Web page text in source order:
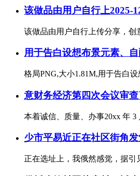
该做品由用户自行上2025-
该做品由用户自行上传分享，创
用于告白设想布景元素、
格局PNG,大小1.81M,用于告白
意财务经济第四次会议审
本着诚信、质量、办事20xx 年
少市平易近正在社区街角
正在选址上，我俄然感觉，据